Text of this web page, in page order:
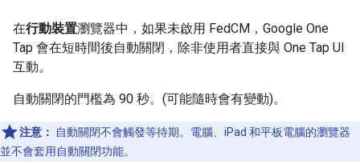
在行動裝置瀏覽器中，如果未啟用 FedCM，Google One
Tap 會在短時間後自動關閉，除非使用者直接與 One Tap UI
互動。
自動關閉的門檻為 90 秒。(可能隨時會有變動)。
注意：
自動關閉不會觸發等待期。電腦、iPad 和平板電腦的瀏覽器
並不會套用自動關閉功能。